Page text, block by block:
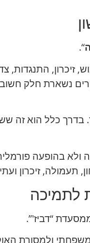
“.
זיכרון, התנגדות,
נשארת חלק
בדרך כלל הוא זה
ולא בהופעה
זיכרון
לתמיכה
“דביז'”.
ולמסורת